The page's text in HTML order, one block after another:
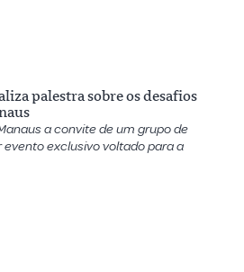
palestra sobre os desafios
a convite de um grupo de
exclusivo voltado para a